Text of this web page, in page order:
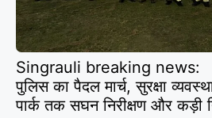
Singrauli breaking news:
पुलिस का पैदल मार्च, सुरक्षा
पार्क तक सघन निरीक्षण और कड़ी